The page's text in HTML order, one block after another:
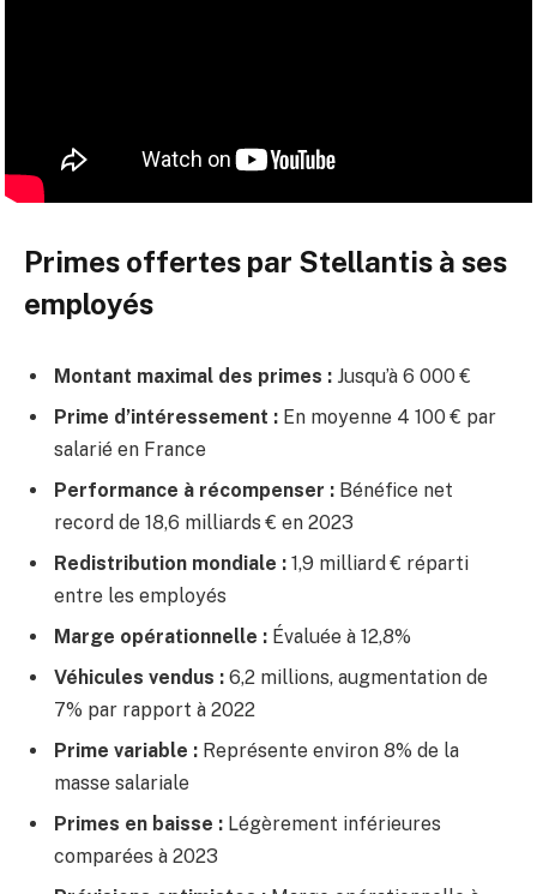
Primes offertes par Stellantis à ses
employés
Montant maximal des primes : Jusqu’à 6 000 €
Prime d’intéressement : En moyenne 4 100 € par
salarié en France
Performance à récompenser : Bénéfice net
record de 18,6 milliards € en 2023
Redistribution mondiale : 1,9 milliard € réparti
entre les employés
Marge opérationnelle : Évaluée à 12,8%
Véhicules vendus : 6,2 millions, augmentation de
7% par rapport à 2022
Prime variable : Représente environ 8% de la
masse salariale
Primes en baisse : Légèrement inférieures
comparées à 2023